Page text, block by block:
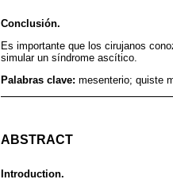
Conclusión.
Es importante que los cirujanos
simular un síndrome ascítico.
Palabras clave: mesenterio; quiste
ABSTRACT
Introduction.